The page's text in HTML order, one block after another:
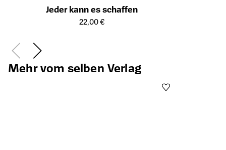
Jeder kann es schaffen
Öffnet die Detailseite des Produkts
22,00 €
Mehr vom selben Verlag